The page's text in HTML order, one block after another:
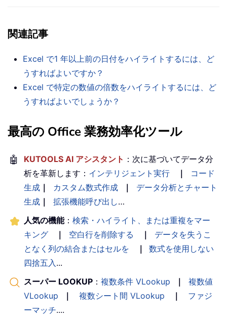
関連記事
Excel で1 年以上前の日付をハイライトするには、ど
うすればよいですか？
Excel で特定の数値の倍数をハイライトするには、ど
うすればよいでしょうか？
最高の Office 業務効率化ツール
🤖 KUTOOLS AI アシスタント ：次に基づいてデータ分
析を革新します： インテリジェント実行 ｜
コード
生成 ｜ カスタム数式作成 ｜
データ分析とチャート
生成 ｜ 拡張機能呼び出し…
人気の機能： 検索・ハイライト、または重複をマー
キング
｜ 空白行を削除する ｜
データを失うこ
となく列の結合またはセルを
｜
数式を使用しない
四捨五入...
スーパー LOOKUP ： 複数条件 VLookup ｜
複数値
VLookup
｜ 複数シート間 VLookup ｜
ファジ
ーマッチ....